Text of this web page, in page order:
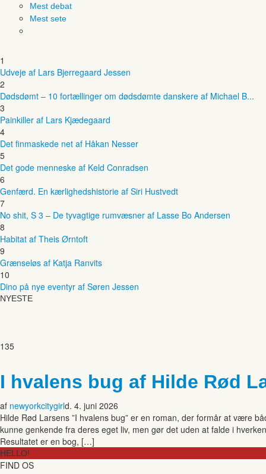
Mest debat
Mest sete
1
Udveje af Lars Bjerregaard Jessen
2
Dødsdømt – 10 fortællinger om dødsdømte danskere af Michael B...
3
Painkiller af Lars Kjædegaard
4
Det finmaskede net af Håkan Nesser
5
Det gode menneske af Keld Conradsen
6
Genfærd. En kærlighedshistorie af Siri Hustvedt
7
No shit, S 3 – De tyvagtige rumvæsner af Lasse Bo Andersen
8
Habitat af Theis Ørntoft
9
Grænseløs af Katja Ranvits
10
Dino på nye eventyr af Søren Jessen
NYESTE
135
I hvalens bug af Hilde Rød
af newyorkcitygirld. 4. juni 2026
Hilde Rød Larsens ”I hvalens bug” er en roman, der formår at være
kunne genkende fra deres eget liv, men gør det uden at falde i
Resultatet er en bog, […]
HELLO!
FIND OS